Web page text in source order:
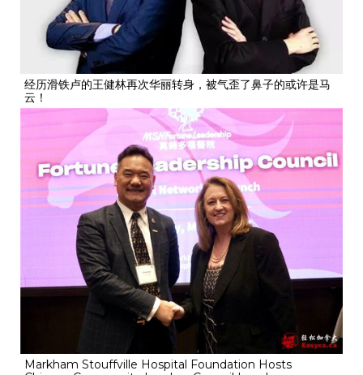
经历滑铁卢的王健林再次华丽转身，被气歪了鼻子的或许是马
云！
Markham Stouffville Hospital Foundation Hosts